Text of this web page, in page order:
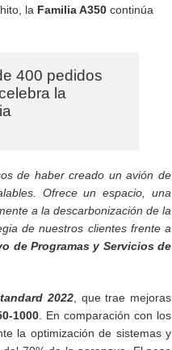
la Familia A350 continúa
400 pedidos
la
de haber creado un avión de
Ofrece un espacio, una
a la descarbonización de la
de nuestros clientes frente a
de Programas y Servicios de
2022, que trae mejoras
1000. En comparación con los
la optimización de sistemas y